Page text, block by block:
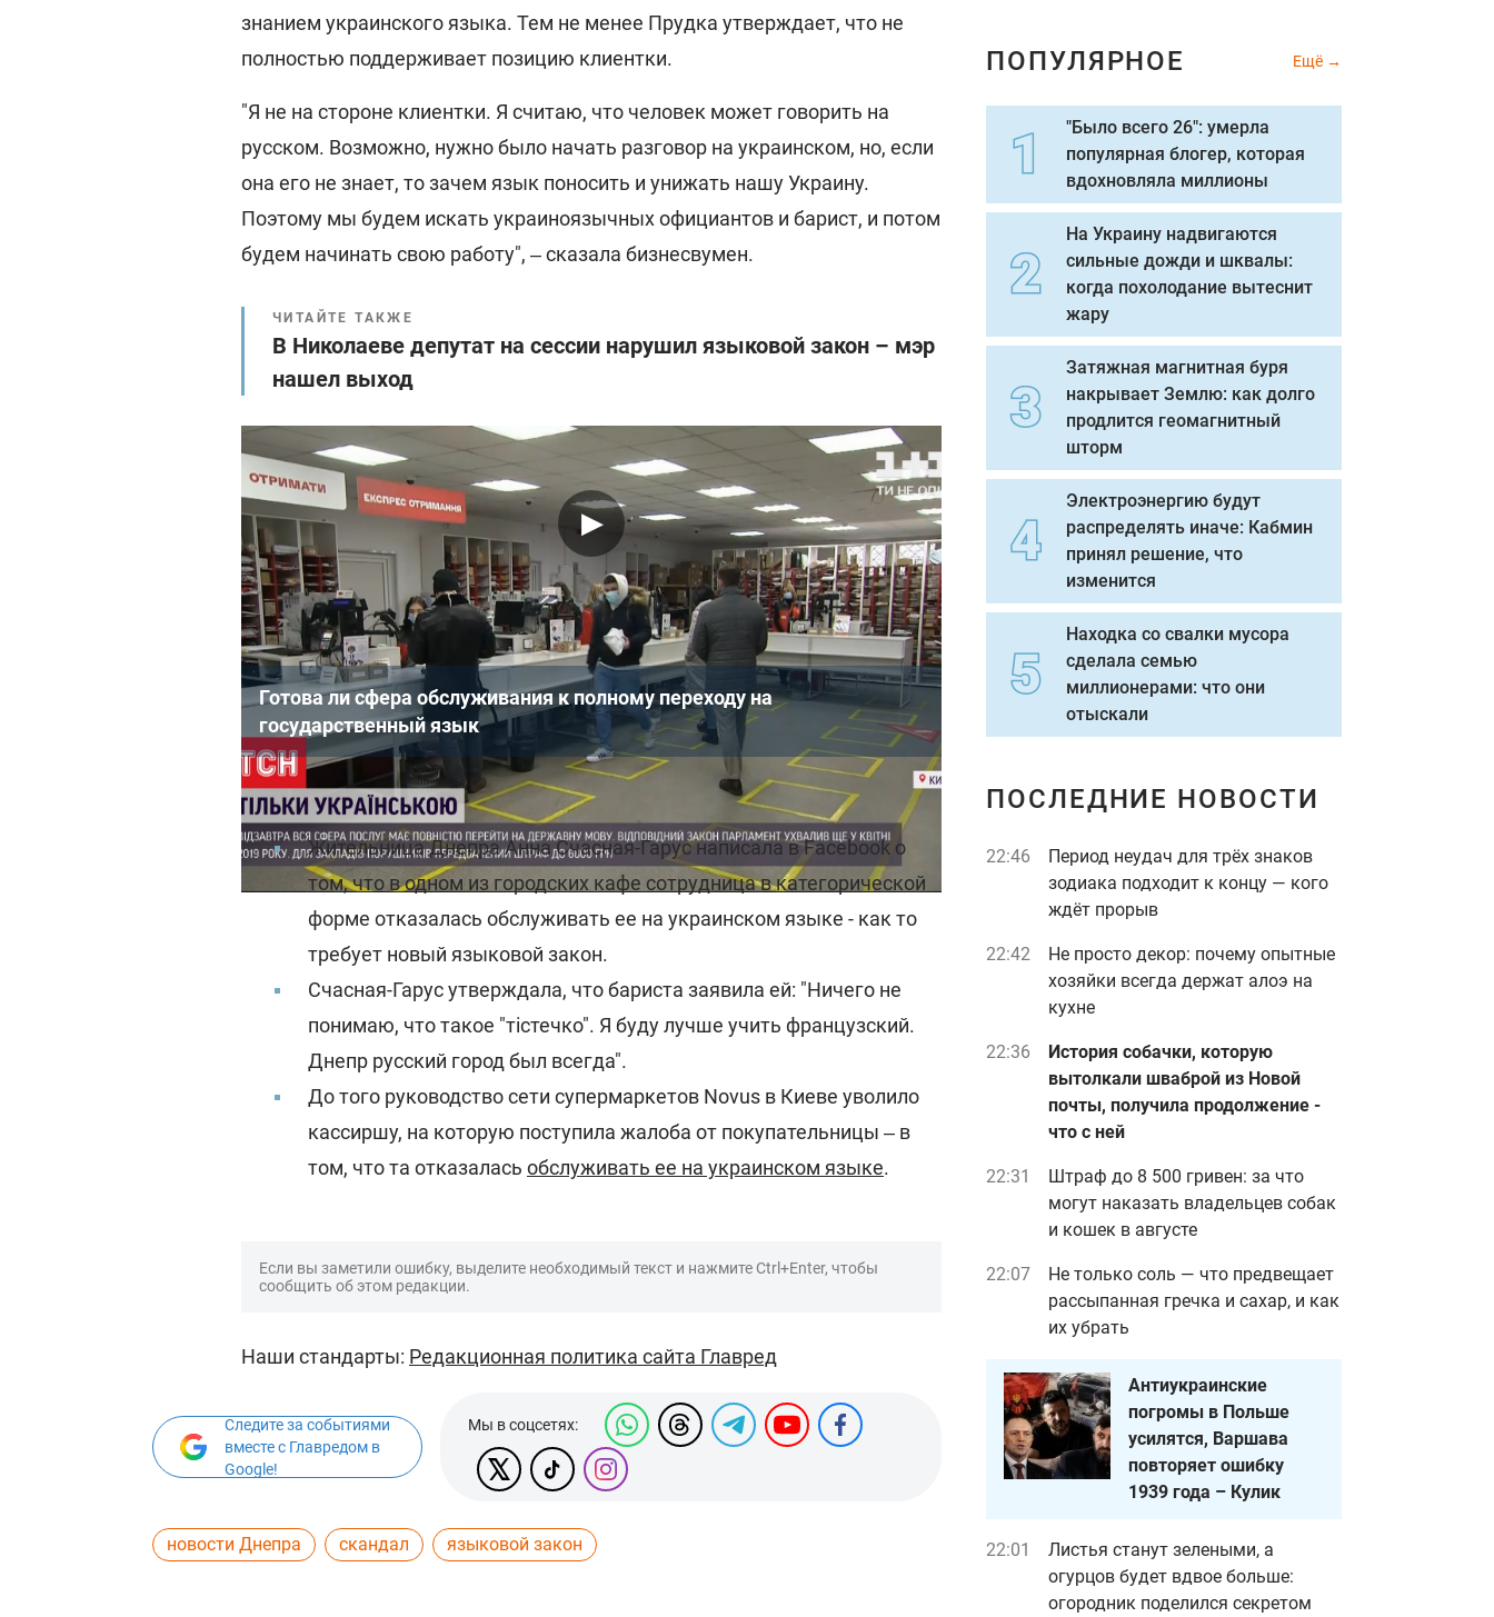
знанием украинского языка. Тем не менее Прудка утверждает, что не
полностью поддерживает позицию клиентки.
"Я не на стороне клиентки. Я считаю, что человек может говорить на
русском. Возможно, нужно было начать разговор на украинском, но, если
она его не знает, то зачем язык поносить и унижать нашу Украину.
Поэтому мы будем искать украиноязычных официантов и барист, и потом
будем начинать свою работу", ‒ сказала бизнесвумен.
ЧИТАЙТЕ ТАКЖЕ
В Николаеве депутат на сессии нарушил языковой закон – мэр
нашел выход
Готова ли сфера обслуживания к полному переходу на
государственный язык
Напомним, ранее сообщалось:
Жительница Днепра Анна Счасная-Гарус написала в Facebook о
том, что в одном из городских кафе сотрудница в категорической
форме отказалась обслуживать ее на украинском языке - как то
требует новый языковой закон.
Счасная-Гарус утверждала, что бариста заявила ей: "Ничего не
понимаю, что такое "тістечко". Я буду лучше учить французский.
Днепр русский город был всегда".
До того руководство сети супермаркетов Novus в Киеве уволило
кассиршу, на которую поступила жалоба от покупательницы ‒ в
том, что та отказалась обслуживать ее на украинском языке.
Если вы заметили ошибку, выделите необходимый текст и нажмите Ctrl+Enter, чтобы
сообщить об этом редакции.
Наши стандарты: Редакционная политика сайта Главред
Следите за событиями
вместе с Главредом в
Google!
Мы в соцсетях:
новости Днепра скандал языковой закон
ПОПУЛЯРНОЕ Ещё
"Было всего 26": умерла
популярная блогер, которая
вдохновляла миллионы
На Украину надвигаются
сильные дожди и шквалы:
когда похолодание вытеснит
жару
Затяжная магнитная буря
накрывает Землю: как долго
продлится геомагнитный
шторм
Электроэнергию будут
распределять иначе: Кабмин
принял решение, что
изменится
Находка со свалки мусора
сделала семью
миллионерами: что они
отыскали
ПОСЛЕДНИЕ НОВОСТИ
22:46
Период неудач для трёх знаков
зодиака подходит к концу — кого
ждёт прорыв
22:42
Не просто декор: почему опытные
хозяйки всегда держат алоэ на
кухне
22:36
История собачки, которую
вытолкали шваброй из Новой
почты, получила продолжение -
что с ней
22:31
Штраф до 8 500 гривен: за что
могут наказать владельцев собак
и кошек в августе
22:07
Не только соль — что предвещает
рассыпанная гречка и сахар, и как
их убрать
Антиукраинские
погромы в Польше
усилятся, Варшава
повторяет ошибку
1939 года – Кулик
22:01
Листья станут зелеными, а
огурцов будет вдвое больше:
огородник поделился секретом